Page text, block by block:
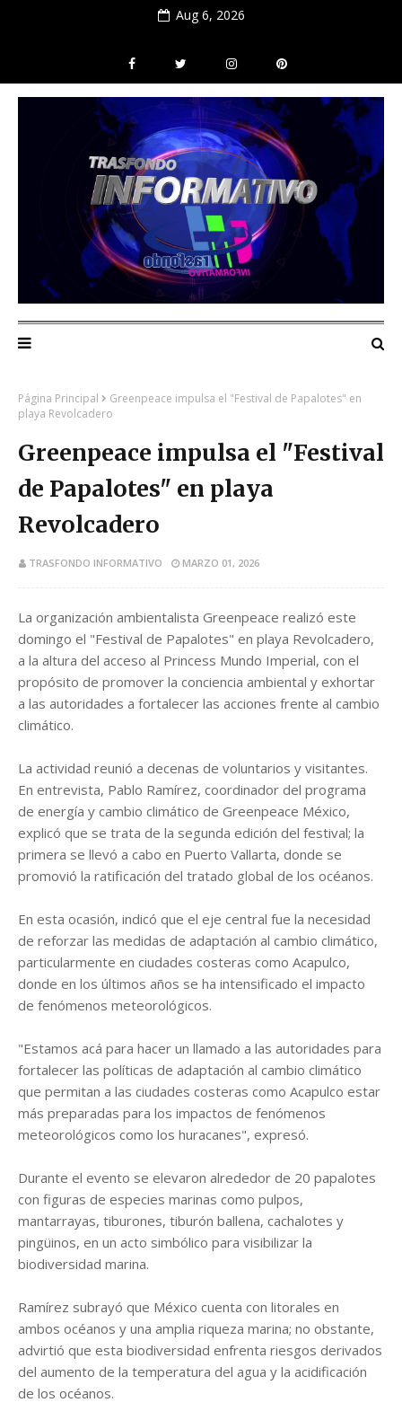
Aug 6, 2026
Página Principal
Greenpeace impulsa el "Festival de Papalotes" en
playa Revolcadero
Greenpeace impulsa el "Festival
de Papalotes" en playa
Revolcadero
TRASFONDO INFORMATIVO MARZO 01, 2026
La organización ambientalista Greenpeace realizó este
domingo el "Festival de Papalotes" en playa Revolcadero,
a la altura del acceso al Princess Mundo Imperial, con el
propósito de promover la conciencia ambiental y exhortar
a las autoridades a fortalecer las acciones frente al cambio
climático.
La actividad reunió a decenas de voluntarios y visitantes.
En entrevista, Pablo Ramírez, coordinador del programa
de energía y cambio climático de Greenpeace México,
explicó que se trata de la segunda edición del festival; la
primera se llevó a cabo en Puerto Vallarta, donde se
promovió la ratificación del tratado global de los océanos.
En esta ocasión, indicó que el eje central fue la necesidad
de reforzar las medidas de adaptación al cambio climático,
particularmente en ciudades costeras como Acapulco,
donde en los últimos años se ha intensificado el impacto
de fenómenos meteorológicos.
"Estamos acá para hacer un llamado a las autoridades para
fortalecer las políticas de adaptación al cambio climático
que permitan a las ciudades costeras como Acapulco estar
más preparadas para los impactos de fenómenos
meteorológicos como los huracanes", expresó.
Durante el evento se elevaron alrededor de 20 papalotes
con figuras de especies marinas como pulpos,
mantarrayas, tiburones, tiburón ballena, cachalotes y
pingüinos, en un acto simbólico para visibilizar la
biodiversidad marina.
Ramírez subrayó que México cuenta con litorales en
ambos océanos y una amplia riqueza marina; no obstante,
advirtió que esta biodiversidad enfrenta riesgos derivados
del aumento de la temperatura del agua y la acidificación
de los océanos.